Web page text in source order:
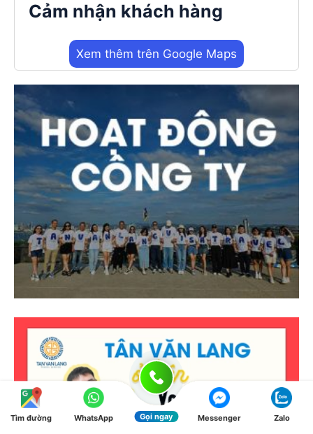
Cảm nhận khách hàng
Xem thêm trên Google Maps
Tìm đường WhatsApp Gọi ngay Messenger Zalo